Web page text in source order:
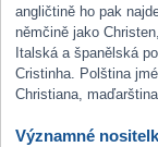
angličtině ho pak
němčině jako
Italská a španělská
Cristinha. Polština
Christiana,
Významné